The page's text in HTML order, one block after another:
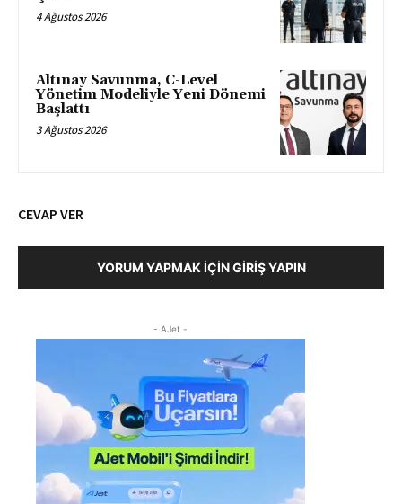
4 Ağustos 2026
Altınay Savunma, C-Level
Yönetim Modeliyle Yeni Dönemi
Başlattı
3 Ağustos 2026
CEVAP VER
YORUM YAPMAK İÇIN GIRIŞ YAPIN
- AJet -